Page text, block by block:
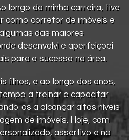
longo da minha carreira, tive
como corretor de imóveis e
das maiores
desenvolvi e aperfeiçoei
para o sucesso na área.
filhos, e ao longo dos anos,
a treinar e capacitar
os a alcançar altos níveis
de imóveis. Hoje, com
assertivo e na